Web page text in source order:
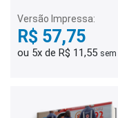
Versão Impressa:
R$ 57,75
ou 5x de R$ 11,55